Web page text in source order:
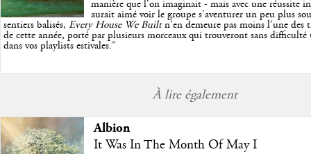
manière que l'on imaginait - mais avec une réussite
aurait aimé voir le groupe s'aventurer un peu plus
sentiers balisés, Every House We Builtn'en demeure pas moins l'une des
de cette année, porté par plusieurs morceaux qui trouveront sans difficulté
dans vos playlists estivales."
À lire également
Albion
It Was In The Month Of May I